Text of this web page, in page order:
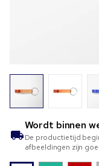
Wordt binnen
De productietijd
afbeeldingen zijn